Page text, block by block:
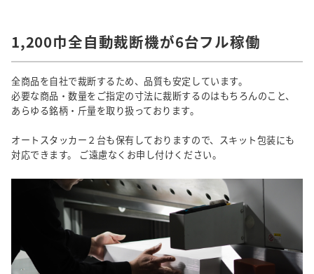
1,200巾全自動裁断機が6台フル稼働
全商品を自社で裁断するため、品質も安定しています。
必要な商品・数量をご指定の寸法に裁断するのはもちろんのこと、
あらゆる銘柄・斤量を取り扱っております。
オートスタッカー２台も保有しておりますので、スキット包装にも
対応できます。 ご遠慮なくお申し付けください。